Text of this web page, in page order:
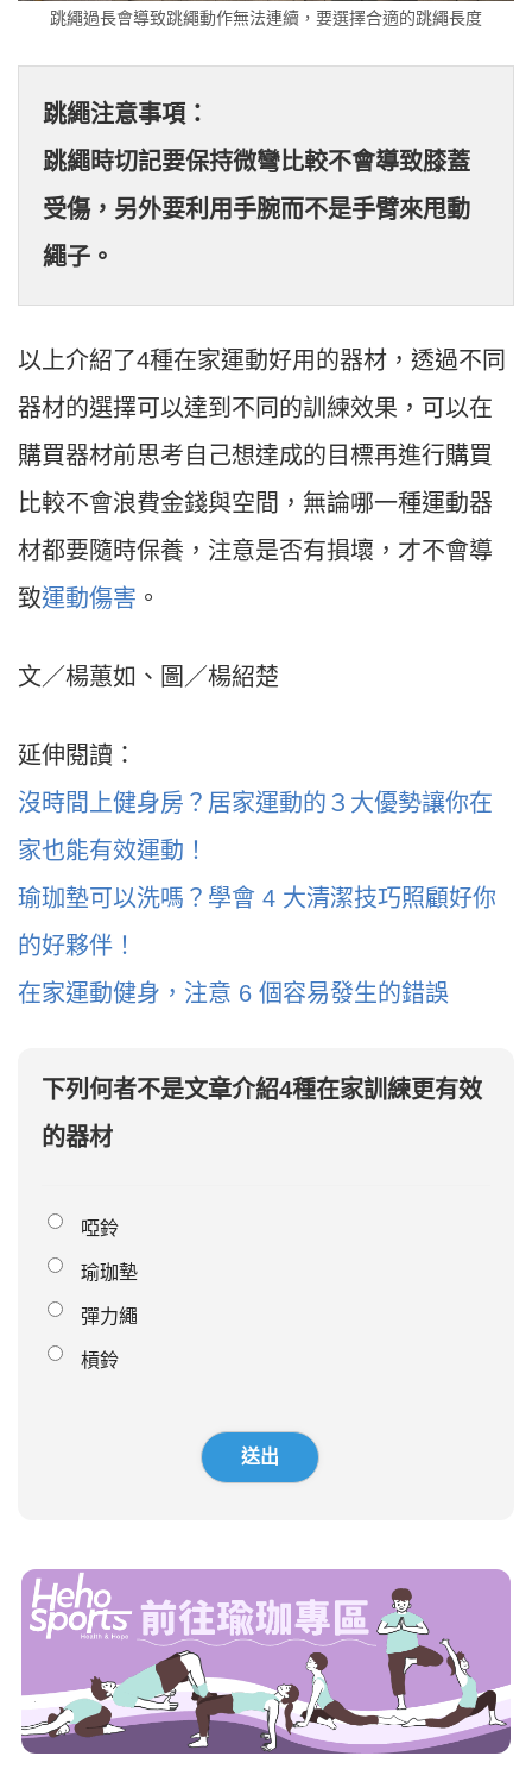
跳繩過長會導致跳繩動作無法連續，要選擇合適的跳繩長度
跳繩注意事項：
跳繩時切記要保持微彎比較不會導致膝蓋
受傷，另外要利用手腕而不是手臂來甩動
繩子。
以上介紹了4種在家運動好用的器材，透過不同
器材的選擇可以達到不同的訓練效果，可以在
購買器材前思考自己想達成的目標再進行購買
比較不會浪費金錢與空間，無論哪一種運動器
材都要隨時保養，注意是否有損壞，才不會導
致運動傷害 。
文／楊蕙如、圖／楊紹楚
延伸閱讀：
沒時間上健身房？居家運動的３大優勢讓你在
家也能有效運動！
瑜珈墊可以洗嗎？學會 4 大清潔技巧照顧好你
的好夥伴！
在家運動健身，注意 6 個容易發生的錯誤
下列何者不是文章介紹4種在家訓練更有效
的器材
啞鈴
瑜珈墊
彈力繩
槓鈴